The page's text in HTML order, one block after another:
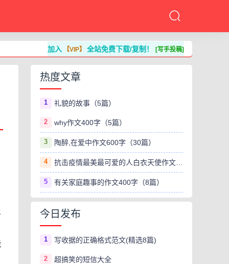
加入 【VIP】全站免费下载/复制！[写手投稿]
热度文章
1 礼貌的故事（5篇）
2 why作文400字（5篇）
3 陶醉,在爱中作文600字（30篇）
4 抗击疫情最美最可爱的人白衣天使作文800字（8篇）
5 有关家庭趣事的作文400字（8篇）
今日发布
1 写收据的正确格式范文(精选8篇)
2 超搞笑的短信大全